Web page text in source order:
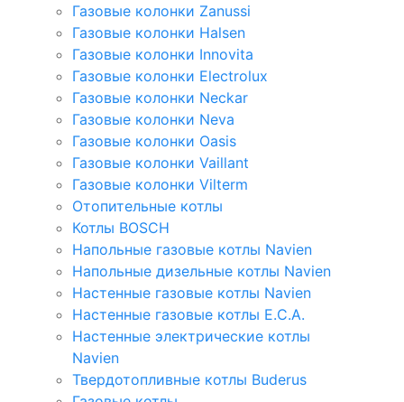
Газовые колонки Zanussi
Газовые колонки Halsen
Газовые колонки Innovita
Газовые колонки Electrolux
Газовые колонки Neckar
Газовые колонки Neva
Газовые колонки Oasis
Газовые колонки Vaillant
Газовые колонки Vilterm
Отопительные котлы
Котлы BOSCH
Напольные газовые котлы Navien
Напольные дизельные котлы Navien
Настенные газовые котлы Navien
Настенные газовые котлы E.C.A.
Настенные электрические котлы
Navien
Твердотопливные котлы Buderus